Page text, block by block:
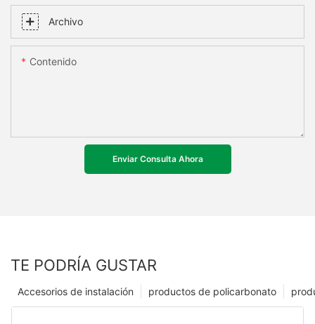
Archivo
Contenido
Enviar Consulta Ahora
TE PODRÍA GUSTAR
productos de policarbonato
Accesorios de instalación